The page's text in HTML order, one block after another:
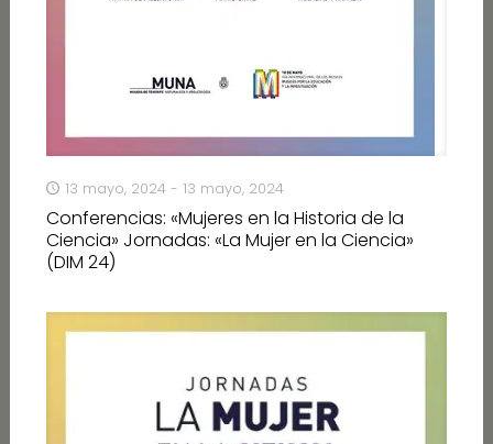
13 mayo, 2024 - 13 mayo, 2024
Conferencias: «Mujeres en la Historia de la
Ciencia» Jornadas: «La Mujer en la Ciencia»
(DIM 24)